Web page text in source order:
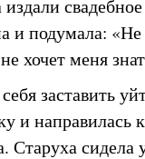
и подумала:
хочет меня
заставить
и направилась
Старуха сидела